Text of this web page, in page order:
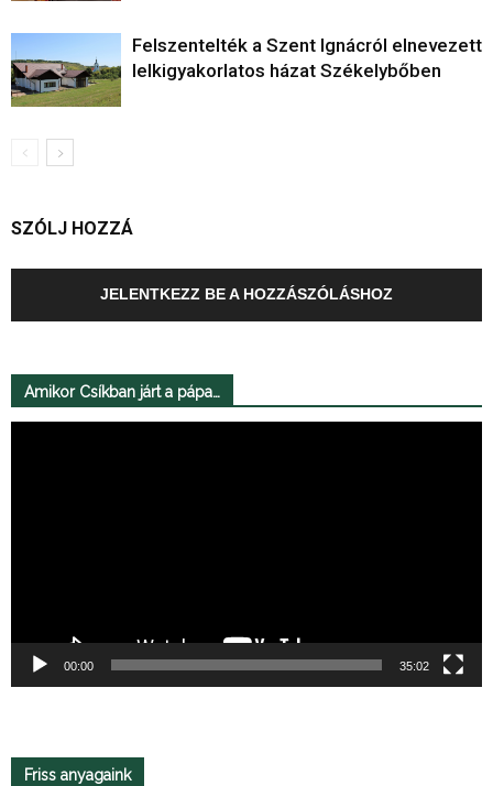
Felszentelték a Szent Ignácról elnevezett
lelkigyakorlatos házat Székelybőben
SZÓLJ HOZZÁ
JELENTKEZZ BE A HOZZÁSZÓLÁSHOZ
Amikor Csíkban járt a pápa…
00:00 35:02
Friss anyagaink